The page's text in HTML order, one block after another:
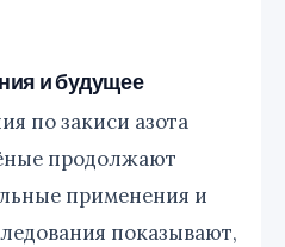
и будущее
по закиси азота
продолжают
применения и
показывают,